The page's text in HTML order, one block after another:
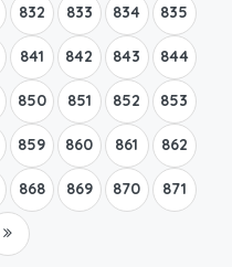
832 833 834 835
841 842 843 844
850 851 852 853
859 860 861 862
868 869 870 871